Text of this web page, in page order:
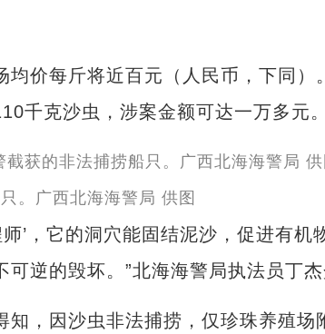
价每斤将近百元（人民币，下同）
千克沙虫，涉案金额可达一万多元。
。广西北海海警局 供图
，它的洞穴能固结泥沙，促进有机
逆的毁坏。”北海海警局执法员丁杰
，因沙虫非法捕捞，仅珍珠养殖场